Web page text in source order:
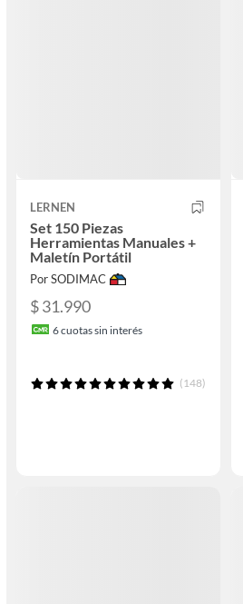
LERNEN
Set 150 Piezas
Herramientas Manuales +
Maletín Portátil
Por SODIMAC
$ 31.990
6cuotas sin interés
(148)